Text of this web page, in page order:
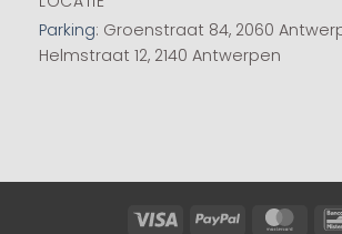
Parking: Groenstraat 84, 2060
Helmstraat 12, 2140 Antwerpen
Visa PayPal